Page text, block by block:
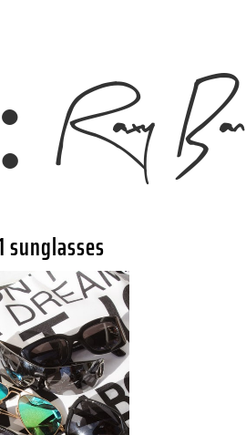
Raxy Ban
sunglasses